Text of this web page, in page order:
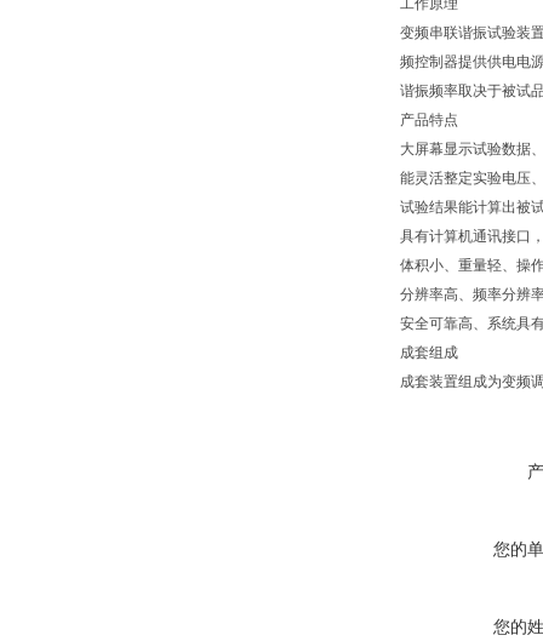
工作原理
变频串联谐振试验装
频控制器提供供电电
谐振频率取决于被试
产品特点
大屏幕显示试验数据
能灵活整定实验电压
试验结果能计算出被
具有计算机通讯接口
体积小、重量轻、操
分辨率高、频率分辨
安全可靠高、系统具
成套组成
成套装置组成为变频
您的
您的